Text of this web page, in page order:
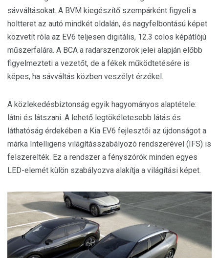
sávváltásokat. A BVM kiegészítő szempárként figyeli a
holtteret az autó mindkét oldalán, és nagyfelbontású képet
közvetít róla az EV6 teljesen digitális, 12.3 colos képátlójú
műszerfalára. A BCA a radarszenzorok jelei alapján előbb
figyelmezteti a vezetőt, de a fékek működtetésére is
képes, ha sávváltás közben veszélyt érzékel.
A közlekedésbiztonság egyik hagyományos alaptétele:
látni és látszani. A lehető legtökéletesebb látás és
láthatóság érdekében a Kia EV6 fejlesztői az újdonságot a
márka Intelligens világításszabályozó rendszerével (IFS) is
felszerelték. Ez a rendszer a fényszórók minden egyes
LED-elemét külön szabályozva alakítja a világítási képet.